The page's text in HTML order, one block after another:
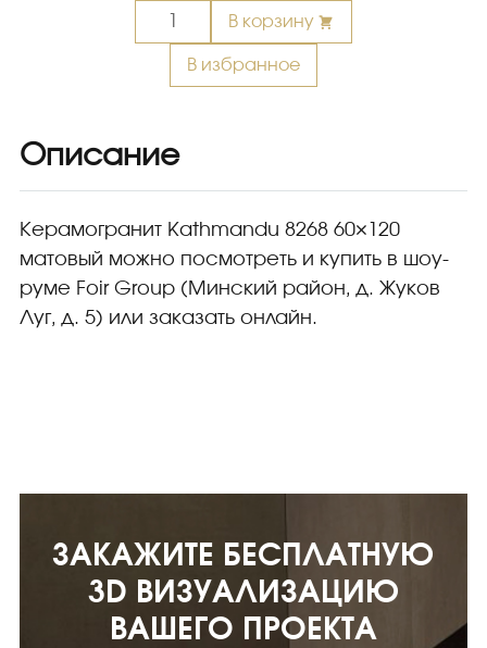
В избранное
Количество
Керамогранит
Kathmandu
8268
60x120
матовый
В корзину
Описание
Керамогранит Kathmandu 8268 60×120
матовый можно посмотреть и купить в шоу-
руме Foir Group (Минский район, д. Жуков
Луг, д. 5) или заказать онлайн.
ЗАКАЖИТЕ БЕСПЛАТНУЮ
3D ВИЗУАЛИЗАЦИЮ
ВАШЕГО ПРОЕКТА